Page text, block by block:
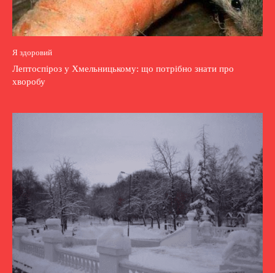
Я здоровий
Лептоспіроз у Хмельницькому: що потрібно знати про
хворобу